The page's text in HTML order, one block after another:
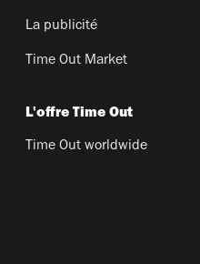
La publicité
Time Out Market
L'offre Time Out
Time Out worldwide